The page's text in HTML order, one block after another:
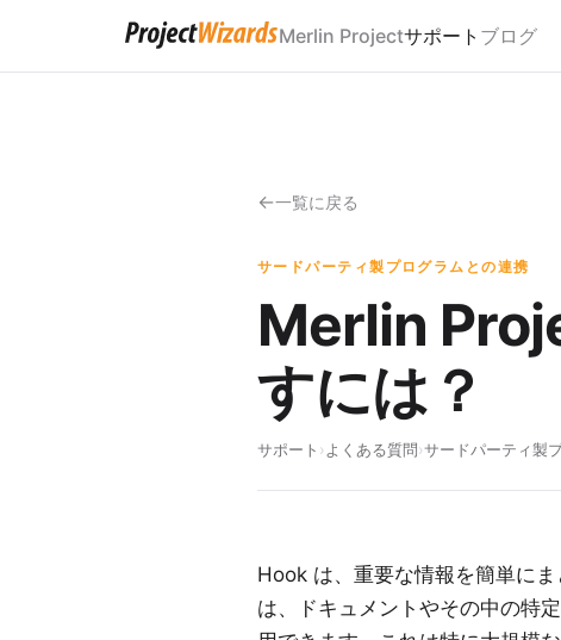
Merlin Projectサポート ブログ
一覧に戻る
サードパーティ製プログラムとの連携
Merlin
すには？
サポート › よくある質問›サードパーティ製
Hook は、重要な情報を簡単に
は、ドキュメントやその中の特